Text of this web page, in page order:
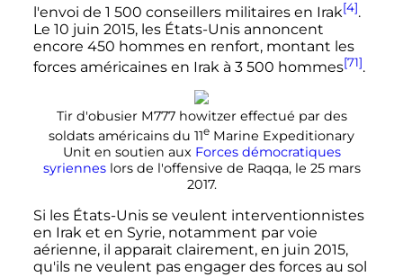
l'envoi de 1 500 conseillersmilitaires en Irak[4].
Le 10 juin 2015, les États-Unis annoncent
encore 450 hommes en renfort, montant les
forces américaines en Irak à 3 500 hommes[71].
Tir d'obusier M777 howitzer effectué par des
soldats américains du 11e Marine Expeditionary
Unit en soutien aux Forces démocratiques
syrienneslors de l'offensive de Raqqa, le 25 mars
2017.
Si les États-Unis se veulent interventionnistes
en Irak et en Syrie, notamment par voie
aérienne, il apparait clairement, en juin 2015,
qu'ils ne veulent pas engager des forces au sol